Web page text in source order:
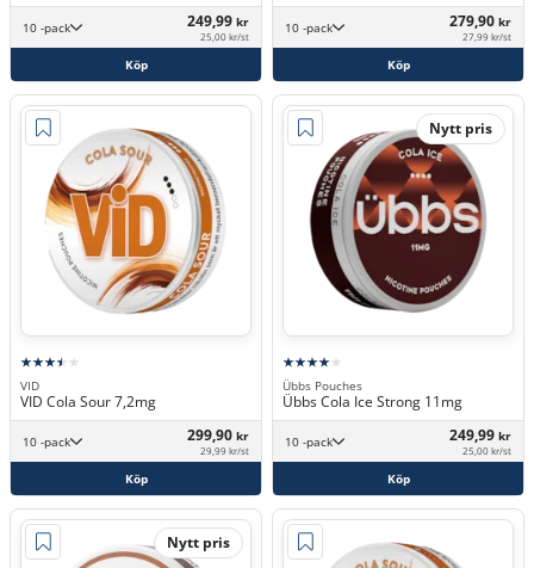
10 -pack 249,99 kr
25,00 kr/st
Köp
10 -pack 279,90 kr
27,99 kr/st
Köp
VID
VID Cola Sour 7,2mg
10 -pack 299,90 kr
29,99 kr/st
Köp
Nytt pris
Übbs Pouches
Übbs Cola Ice Strong 11mg
10 -pack 249,99 kr
25,00 kr/st
Köp
Nytt pris